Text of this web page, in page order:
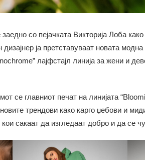
заедно со пејачката Викторија Лоба
ја претставуваат новата
лајфстајл линија за жени и
се главниот печат на линијата
трендови како карго џебови и
сакаат да изгледаат добро и да се